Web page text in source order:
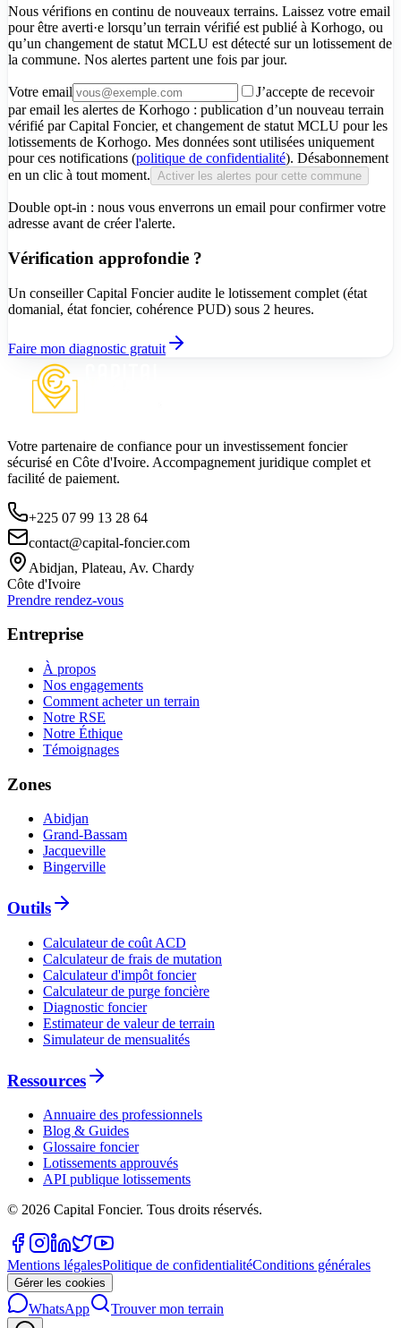
Nous vérifions en continu de nouveaux terrains. Laissez votre email
pour être averti·e lorsqu’un terrain vérifié est publié à Korhogo, ou
qu’un changement de statut MCLU est détecté sur un lotissement de
la commune. Nos alertes partent une fois par jour.
Votre email
J’accepte de recevoir
par email les alertes de Korhogo : publication d’un nouveau terrain
vérifié par Capital Foncier, et changement de statut MCLU pour les
lotissements de Korhogo. Mes données sont utilisées uniquement
pour ces notifications (politique de confidentialité). Désabonnement
en un clic à tout moment. Activer les alertes pour cette commune
Double opt-in : nous vous enverrons un email pour confirmer votre
adresse avant de créer l'alerte.
Vérification approfondie ?
Un conseiller Capital Foncier audite le lotissement complet (état
domanial, état foncier, cohérence PUD) sous 2 heures.
Faire mon diagnostic gratuit
Votre partenaire de confiance pour un investissement foncier
sécurisé en Côte d'Ivoire. Accompagnement juridique complet et
facilité de paiement.
+225 07 99 13 28 64
contact@capital-foncier.com
Abidjan, Plateau, Av. Chardy
Côte d'Ivoire
Prendre rendez-vous
Entreprise
À propos
Nos engagements
Comment acheter un terrain
Notre RSE
Notre Éthique
Témoignages
Zones
Abidjan
Grand-Bassam
Jacqueville
Bingerville
Outils
Calculateur de coût ACD
Calculateur de frais de mutation
Calculateur d'impôt foncier
Calculateur de purge foncière
Diagnostic foncier
Estimateur de valeur de terrain
Simulateur de mensualités
Ressources
Annuaire des professionnels
Blog & Guides
Glossaire foncier
Lotissements approuvés
API publique lotissements
© 2026 Capital Foncier. Tous droits réservés.
Mentions légalesPolitique de confidentialitéConditions générales
Gérer les cookies
WhatsApp Trouver mon terrain